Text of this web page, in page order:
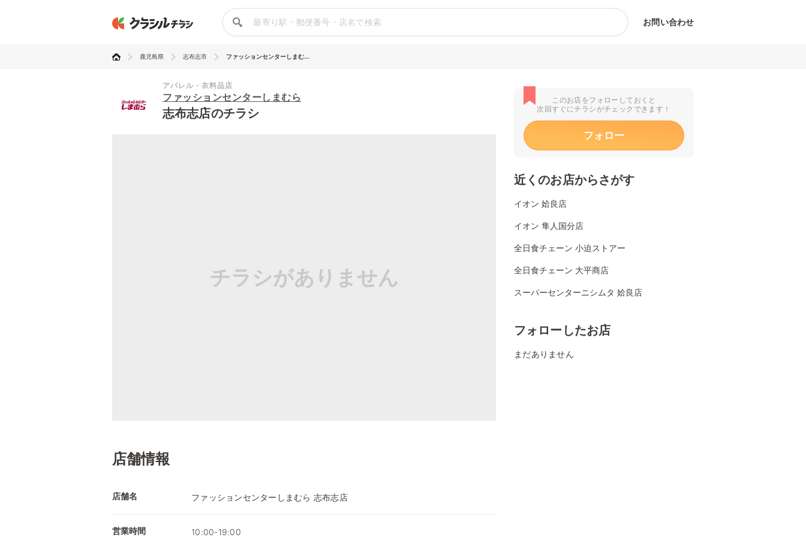
お問い合わせ
鹿児島県 志布志市 ファッションセンターしまむ...
アパレル・衣料品店
ファッションセンターしまむら
志布志店のチラシ
チラシがありません
店舗情報
店舗名 ファッションセンターしまむら 志布志店
営業時間 10:00-19:00
このお店をフォローしておくと
次回すぐにチラシがチェックできます！
フォロー
近くのお店からさがす
イオン 姶良店
イオン 隼人国分店
全日食チェーン 小迫ストアー
全日食チェーン 大平商店
スーパーセンターニシムタ 姶良店
フォローしたお店
まだありません